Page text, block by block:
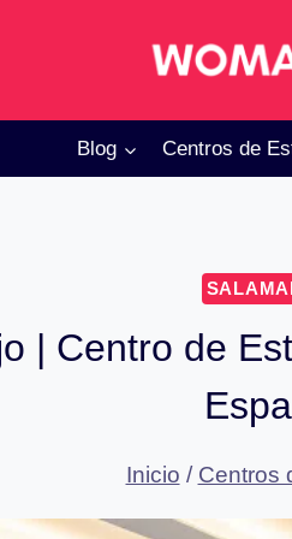
Blog Centros de
| Centro de
Inicio / Centros